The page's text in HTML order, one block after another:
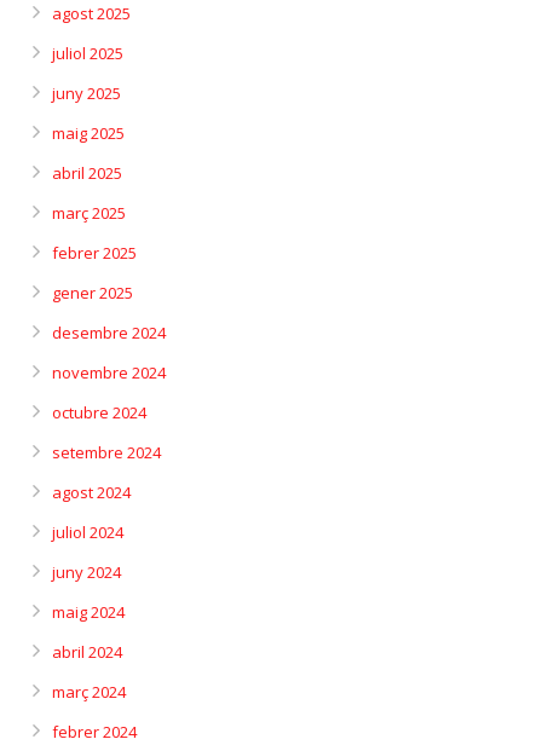
agost 2025
juliol 2025
juny 2025
maig 2025
abril 2025
març 2025
febrer 2025
gener 2025
desembre 2024
novembre 2024
octubre 2024
setembre 2024
agost 2024
juliol 2024
juny 2024
maig 2024
abril 2024
març 2024
febrer 2024